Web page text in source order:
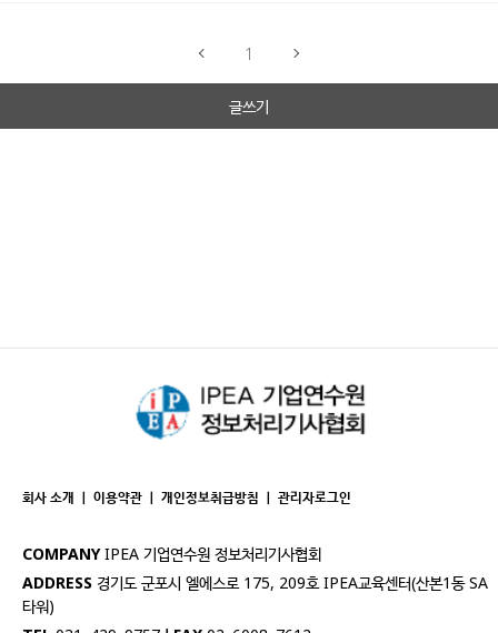
1
글쓰기
회사 소개 ｜ 이용약관 ｜ 개인정보취급방침 ｜ 관리자로그인
COMPANY IPEA 기업연수원 정보처리기사협회
ADDRESS 경기도 군포시 엘에스로 175, 209호 IPEA교육센터(산본1동 SA
타워)